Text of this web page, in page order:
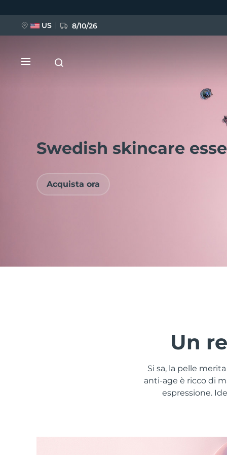
Swedish skincare
Acquista ora
Un
Si sa, la pelle
anti-age è ricco di
espressione.
US 8/10/26
NUOVO